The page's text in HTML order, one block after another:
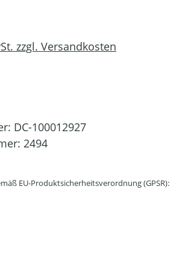
zzgl. Versandkosten
DC-100012927
2494
EU-Produktsicherheitsverordnung (GPSR):